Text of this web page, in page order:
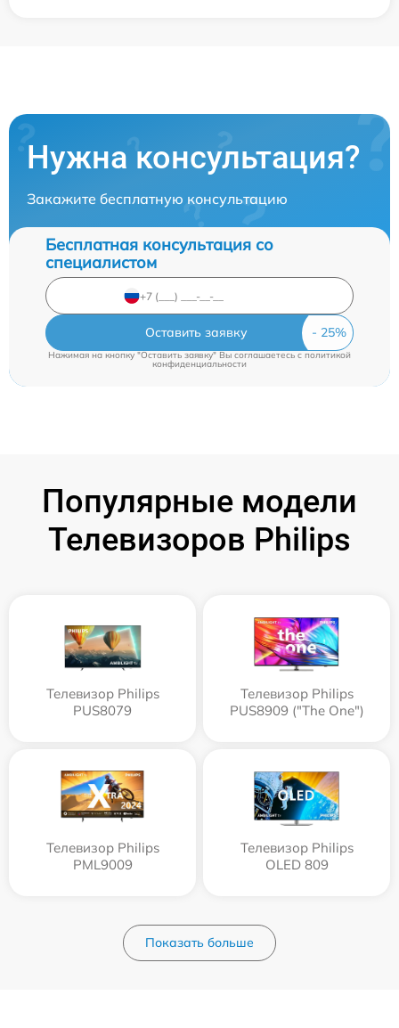
Нужна консультация?
Закажите бесплатную консультацию
Бесплатная консультация со
специалистом
Оставить заявку
Нажимая на кнопку "Оставить заявку" Вы соглашаетесь c политикой
конфиденциальности
Популярные модели
Телевизоров Philips
Телевизор Philips
PUS8079
Телевизор Philips
PUS8909 ("The One")
Телевизор Philips
PML9009
Телевизор Philips
OLED 809
Показать больше